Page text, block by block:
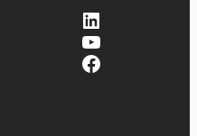
LinkedIn
YouTube
Facebook